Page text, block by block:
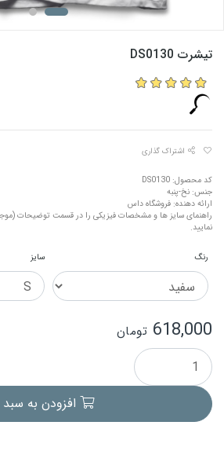
تیشرت DS0130
اشتراک گذاری
کد محصول: DS0130
جنس: نخ-پنبه
ارائه دهنده: فروشگاه داس
راهنمای سایز ها و مشخصات فیزیکی را در قسمت توضیحات
نمایید.
رنگ سایز
618,000 تومان
افزودن به سبد